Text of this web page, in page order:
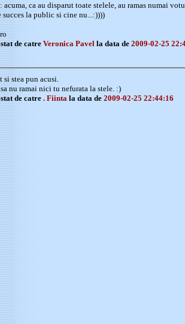
acuma, ca au disparut toate stelele, au ramas numai
succes la public si cine nu...:))))
de catre Veronica Pavel la data de 2009-02-25
si stea pun acusi.
nu ramai nici tu nefurata la stele. :)
de catre . Fiinta la data de 2009-02-25 22:44:16